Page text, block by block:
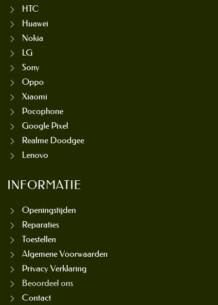
HTC
Huawei
Nokia
LG
Sony
Oppo
Xiaomi
Pocophone
Google Pixel
Realme Doodgee
Lenovo
INFORMATIE
Openingstijden
Reparaties
Toestellen
Algemene Voorwaarden
Privacy Verklaring
Beoordeel ons
Contact